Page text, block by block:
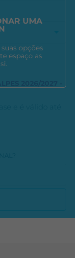
UMA
opções
espaço as